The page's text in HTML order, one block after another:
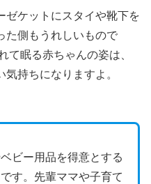
ゼケットにスタイや靴下を
た側もうれしいもので
て眠る赤ちゃんの姿は、
持ちになりますよ。
ビー用品を得意とする
す。先輩ママや子育て